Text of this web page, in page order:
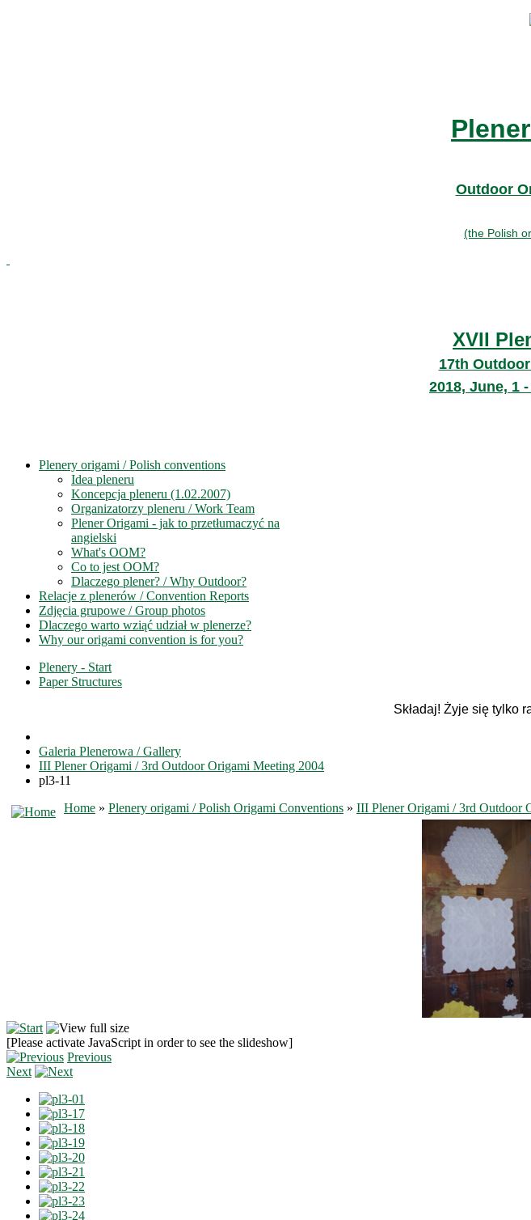
Outdoor
(the Polish
XVII
17th
2018, June, 1
Plenery origami / Polish conventions
Idea pleneru
Koncepcja pleneru (1.02.2007)
Organizatorzy pleneru / Work Team
Plener Origami - jak to przetłumaczyć na
angielski
What's OOM?
Co to jest OOM?
Dlaczego plener? / Why Outdoor?
Relacje z plenerów / Convention Reports
Zdjęcia grupowe / Group photos
Dlaczego warto wziąć udział w plenerze?
Why our origami convention is for you?
Plenery - Start
Paper Structures
Składaj! Żyje się tylko
Galeria Plenerowa / Gallery
III Plener Origami / 3rd Outdoor Origami Meeting 2004
pl3-11
Home » Plenery origami / Polish Origami Conventions » III Plener Origami / 3rd Outdoor
[Please activate JavaScript in order to see the slideshow]
Previous
Next